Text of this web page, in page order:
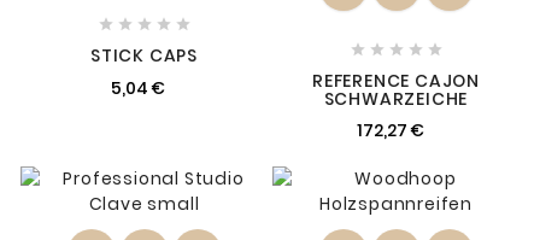
    
STICK CAPS
5,04 €
    
REFERENCE CAJON
SCHWARZEICHE
172,27 €